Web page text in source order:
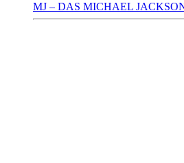
MJ – DAS MICHAEL